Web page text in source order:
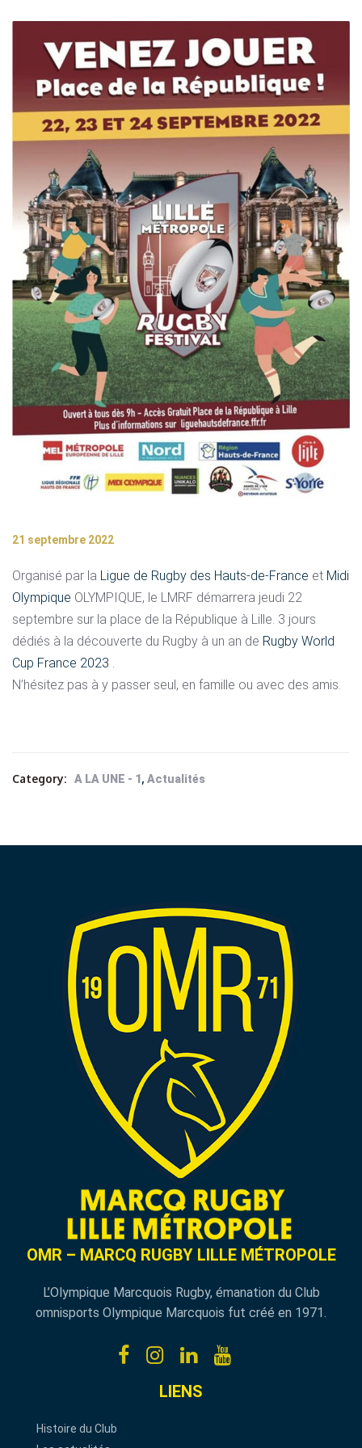
21 septembre 2022
Organisé par la Ligue de Rugby des Hauts-de-France et Midi
Olympique OLYMPIQUE, le LMRF démarrera jeudi 22
septembre sur la place de la République à Lille. 3 jours
dédiés à la découverte du Rugby à un an de Rugby World
Cup France 2023 .
N’hésitez pas à y passer seul, en famille ou avec des amis.
Category: A LA UNE - 1 , Actualités
OMR – MARCQ RUGBY LILLE MÉTROPOLE
L’Olympique Marcquois Rugby, émanation du Club
omnisports Olympique Marcquois fut créé en 1971.
LIENS
Histoire du Club